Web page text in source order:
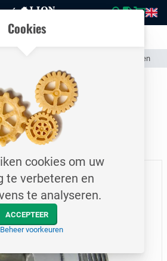
over kosten en verzendstatus
Hydraulische Slangen & Slangkoppelingen
/ M18x1,5 /
staal
Cookies
cookies om uw
te verbeteren en
te analyseren.
ACCEPTEER
Beheer voorkeuren